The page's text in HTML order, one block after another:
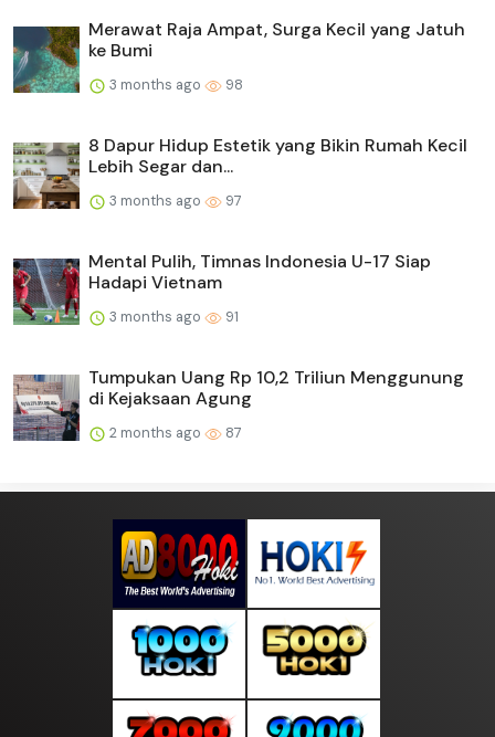
Merawat Raja Ampat, Surga Kecil yang Jatuh
ke Bumi
3 months ago 98
8 Dapur Hidup Estetik yang Bikin Rumah Kecil
Lebih Segar dan...
3 months ago 97
Mental Pulih, Timnas Indonesia U-17 Siap
Hadapi Vietnam
3 months ago 91
Tumpukan Uang Rp 10,2 Triliun Menggunung
di Kejaksaan Agung
2 months ago 87